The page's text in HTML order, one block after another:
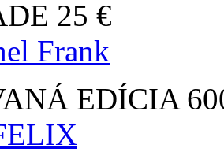
25 €
Frank
EDÍCIA